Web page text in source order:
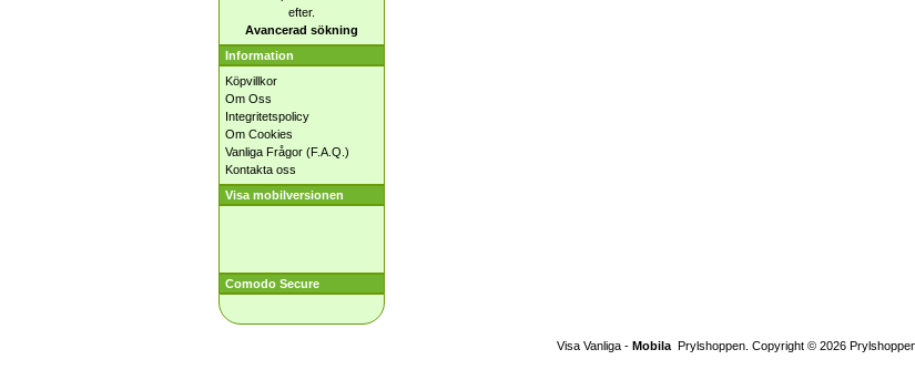
efter.
Avancerad sökning
Information
Köpvillkor
Om Oss
Integritetspolicy
Om Cookies
Vanliga Frågor (F.A.Q.)
Kontakta oss
Visa mobilversionen
Comodo Secure
Visa Vanliga - Mobila Prylshoppen. Copyright © 2026